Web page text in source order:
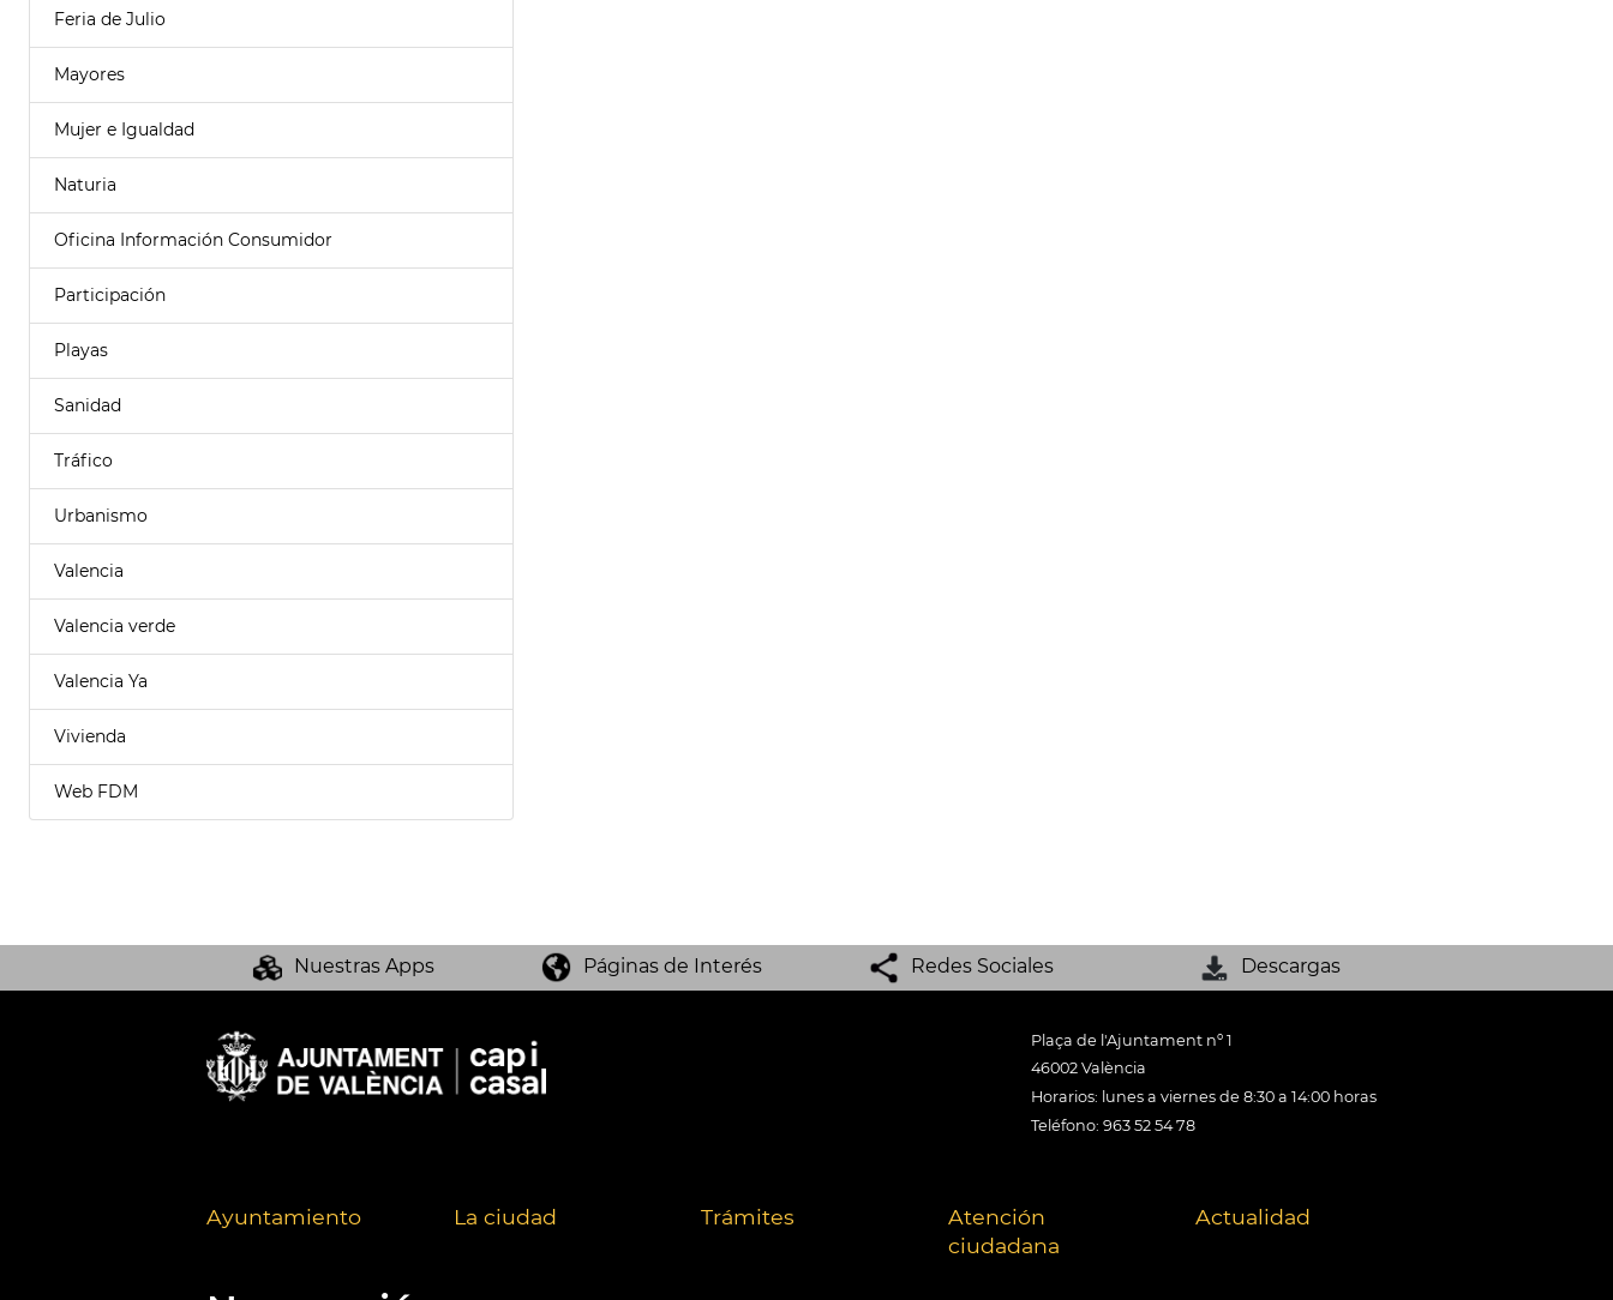
Feria de Julio
Mayores
Mujer e Igualdad
Naturia
Oficina Información Consumidor
Participación
Playas
Sanidad
Tráfico
Urbanismo
Valencia
Valencia verde
Valencia Ya
Vivienda
Web FDM
Nuestras Apps Páginas de Interés Redes Sociales Descargas
Plaça de l'Ajuntament nº 1
46002 València
Horarios: lunes a viernes de 8:30 a 14:00 horas
Teléfono: 963 52 54 78
Ayuntamiento La ciudad Trámites
Atención
ciudadana
Actualidad